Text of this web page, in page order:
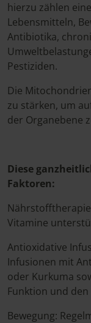
hierzu zählen
Lebensmitteln,
Antibiotika,
Pestiziden.
Die
zu stärken, um
der Organebene
Diese
Faktoren:
Vitamine
Antioxidative
Infusionen mit
oder Kurkuma
Funktion und
Bewegung: